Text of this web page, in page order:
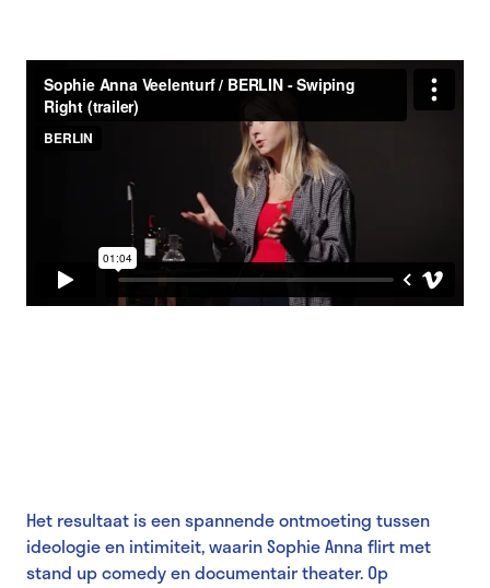
Het resultaat is een spannende ontmoeting tussen
ideologie en intimiteit, waarin Sophie Anna flirt met
stand up comedy en documentair theater. Op